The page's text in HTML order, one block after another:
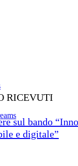
RICEVUTI
sul bando
e digitale”